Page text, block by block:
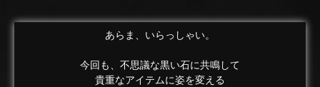
あらま、いらっしゃい。
今回も、不思議な黒い石に共鳴して
貴重なアイテムに姿を変える